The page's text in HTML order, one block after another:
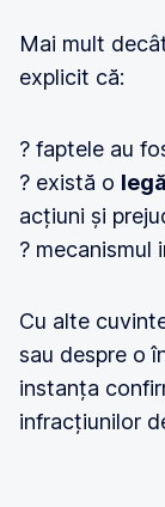
Mai mult
explicit că:
? faptele au
? există o
acțiuni și
? mecanismul
Cu alte
sau despre o
instanța
infracțiunilor